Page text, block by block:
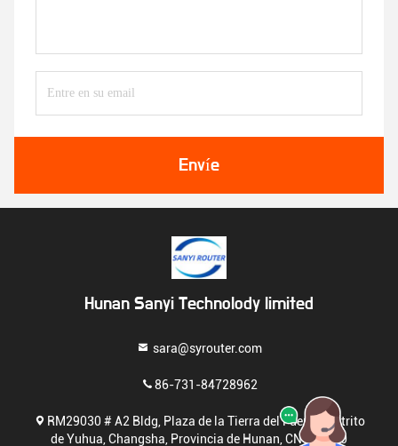
Envíe
Hunan Sanyi Technolody limited
sara@syrouter.com
86-731-84728962
RM29030 # A2 Bldg, Plaza de la Tierra del Fuerte, Distrito
de Yuhua, Changsha, Provincia de Hunan, CN 410000